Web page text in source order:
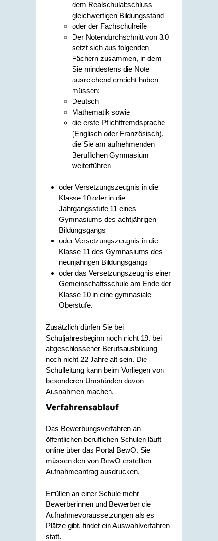
dem Realschulabschluss
gleichwertigen Bildungsstand
oder der Fachschulreife
Der Notendurchschnitt von 3,0
setzt sich aus folgenden
Fächern zusammen, in dem
Sie mindestens die Note
ausreichend erreicht haben
müssen:
Deutsch
Mathematik sowie
die erste Pflichtfremdsprache
(Englisch oder Französisch),
die Sie am aufnehmenden
Beruflichen Gymnasium
weiterführen
oder Versetzungszeugnis in die
Klasse 10 oder in die
Jahrgangsstufe 11 eines
Gymnasiums des achtjährigen
Bildungsgangs
oder Versetzungszeugnis in die
Klasse 11 des Gymnasiums des
neunjährigen Bildungsgangs
oder das Versetzungszeugnis einer
Gemeinschaftsschule am Ende der
Klasse 10 in eine gymnasiale
Oberstufe.
Zusätzlich dürfen Sie bei
Schuljahresbeginn noch nicht 19, bei
abgeschlossener Berufsausbildung
noch nicht 22 Jahre alt sein. Die
Schulleitung kann beim Vorliegen von
besonderen Umständen davon
Ausnahmen machen.
Verfahrensablauf
Das Bewerbungsverfahren an
öffentlichen beruflichen Schulen läuft
online über das Portal BewO. Sie
müssen den von BewO erstellten
Aufnahmeantrag ausdrucken.
Erfüllen an einer Schule mehr
Bewerberinnen und Bewerber die
Aufnahmevoraussetzungen als es
Plätze gibt, findet ein Auswahlverfahren
statt.